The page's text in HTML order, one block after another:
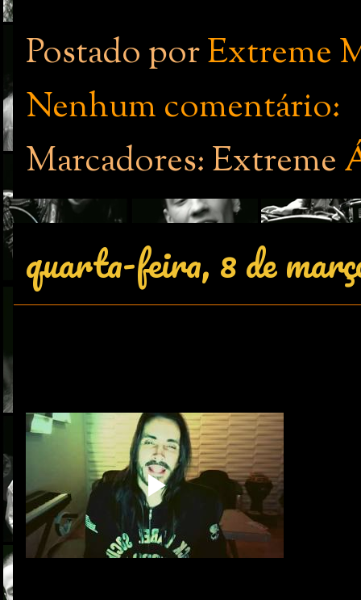
Postado porExtreme
Nenhum comentário:
Marcadores: Extreme
quarta-feira, 8 de